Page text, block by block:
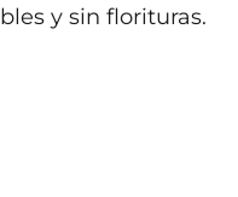
y sin florituras.